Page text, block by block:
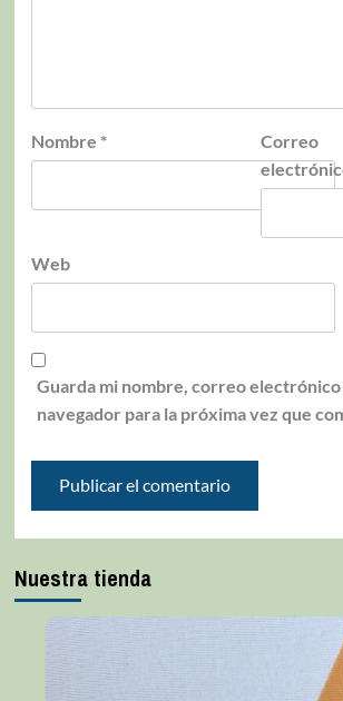
Nombre *
Correo
Web
Guarda mi nombre, correo
navegador para la próxima vez que
Nuestra tienda